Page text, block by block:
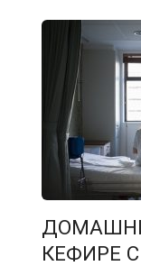
КЕФИРЕ